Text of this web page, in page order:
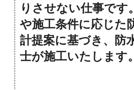
りさせない仕事です
や施工条件に応じた
計提案に基づき、防
士が施工いたします